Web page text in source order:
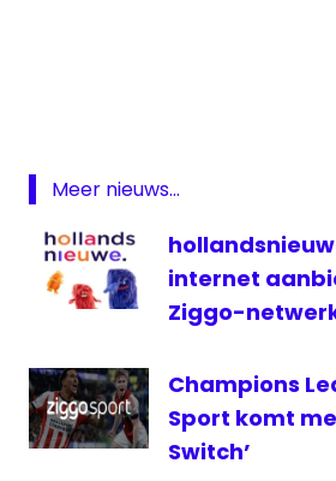
Life
satelliet
televisie
Vlaanderen
Meer nieuws...
internet
Ziggo-
Champions
Sport komt
Switch’